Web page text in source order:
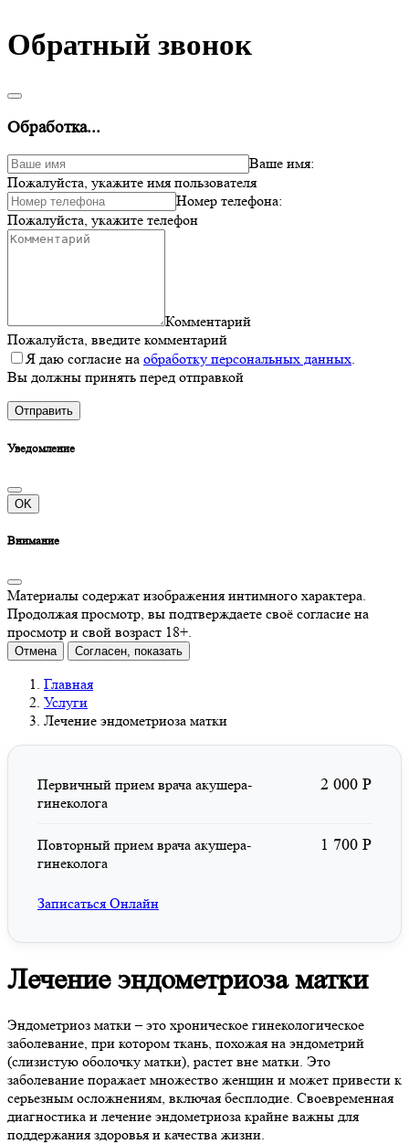
Обратный звонок
Обработка...
Ваше имя:
Пожалуйста, укажите имя пользователя
Номер телефона:
Пожалуйста, укажите телефон
Комментарий
Пожалуйста, введите комментарий
Я даю согласие на обработку персональных данных.
Вы должны принять перед отправкой
Отправить
Уведомление
OK
Внимание
Материалы содержат изображения интимного характера.
Продолжая просмотр, вы подтверждаете своё согласие на
просмотр и свой возраст 18+.
Отмена Согласен, показать
Главная
Услуги
Лечение эндометриоза матки
Первичный прием врача акушера-
гинеколога
2 000 Р
Повторный прием врача акушера-
гинеколога
1 700 Р
Записаться Онлайн
Лечение эндометриоза матки
Эндометриоз матки – это хроническое гинекологическое
заболевание, при котором ткань, похожая на эндометрий
(слизистую оболочку матки), растет вне матки. Это
заболевание поражает множество женщин и может привести к
серьезным осложнениям, включая бесплодие. Своевременная
диагностика и лечение эндометриоза крайне важны для
поддержания здоровья и качества жизни.